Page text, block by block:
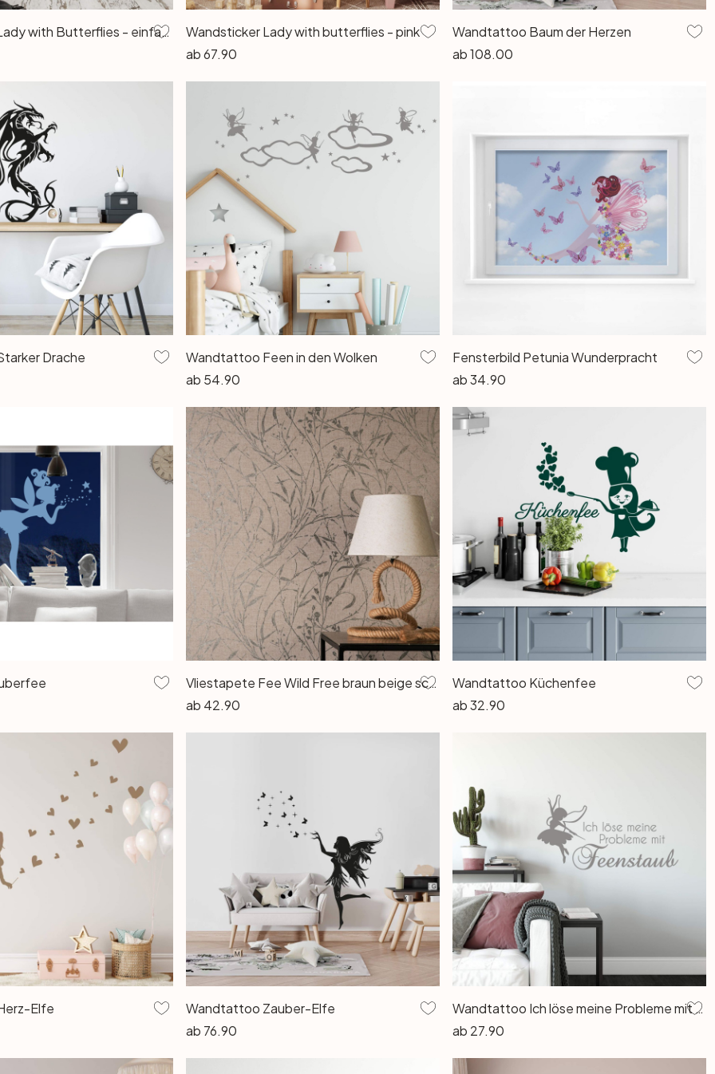
Wandtattoo Lady with Butterflies - einfarbig
Wandsticker Lady with butterflies - pink
ab67.90
Wandtattoo Baum der Herzen
ab108.00
Drache
Wandtattoo Feen in den Wolken
ab 54.90
Fensterbild Petunia Wunderpracht
ab34.90
Vliestapete Fee Wild Free braun beige schwarz metallic - Gräser Wildblumen Wohnzimmer Flur
ab 42.90
Wandtattoo Küchenfee
ab32.90
Elfe
Wandtattoo Zauber-Elfe
ab 76.90
Wandtattoo Ich löse meine Probleme mit Feenstaub.
ab 27.90